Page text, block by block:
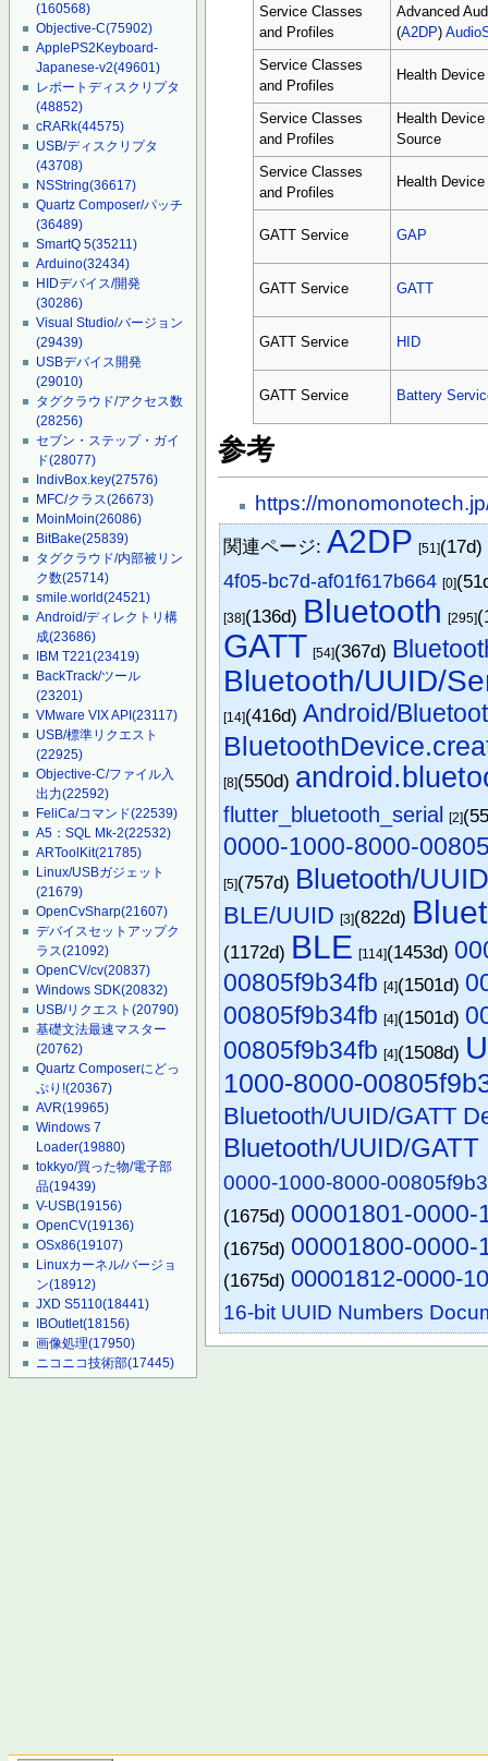
(160568)
Objective-C(75902)
ApplePS2Keyboard-
Japanese-v2(49601)
レポートディスクリプタ
(48852)
cRARk(44575)
USB/ディスクリプタ
(43708)
NSString(36617)
Quartz Composer/パッチ
(36489)
SmartQ 5(35211)
Arduino(32434)
HIDデバイス/開発
(30286)
Visual Studio/バージョン
(29439)
USBデバイス開発
(29010)
タグクラウド/アクセス数
(28256)
セブン・ステップ・ガイ
ド(28077)
IndivBox.key(27576)
MFC/クラス(26673)
MoinMoin(26086)
BitBake(25839)
タグクラウド/内部被リン
ク数(25714)
smile.world(24521)
Android/ディレクトリ構
成(23686)
IBM T221(23419)
BackTrack/ツール
(23201)
VMware VIX API(23117)
USB/標準リクエスト
(22925)
Objective-C/ファイル入
出力(22592)
FeliCa/コマンド(22539)
A5：SQL Mk-2(22532)
ARToolKit(21785)
Linux/USBガジェット
(21679)
OpenCvSharp(21607)
デバイスセットアップク
ラス(21092)
OpenCV/cv(20837)
Windows SDK(20832)
USB/リクエスト(20790)
基礎文法最速マスター
(20762)
Quartz Composerにどっ
ぷり!(20367)
AVR(19965)
Windows 7
Loader(19880)
tokkyo/買った物/電子部
品(19439)
V-USB(19156)
OpenCV(19136)
OSx86(19107)
Linuxカーネル/バージョ
ン(18912)
JXD S5110(18441)
IBOutlet(18156)
画像処理(17950)
ニコニコ技術部(17445)
Service Classes
and Profiles
Advanced
(A2DP)
Service Classes
and Profiles
Health
Service Classes
and Profiles
Health
Source
Service Classes
and Profiles
Health
GATT Service GAP
GATT Service GATT
GATT Service HID
GATT Service Battery
参考
https://
関連ページ:A2DP [51](17d)
4f05-bc7d-af01f617b664 [0]
[38](136d) Bluetooth [295]
GATT [54](367d)
Bluetooth/UUID/
[14](416d)Android/
[8](550d)
flutter_bluetooth_serial [2]
0000-1000-8000-
[5](757d) Bluetooth/
BLE/UUID [3](822d)
(1172d) BLE [114](1453d)
00805f9b34fb [4](1501d)
00805f9b34fb [4](1501d)
00805f9b34fb [4](1508d)
1000-8000-
Bluetooth/UUID/GATT
Bluetooth/UUID/
0000-1000-8000-
(1675d) 00001801-0000-
(1675d) 00001800-0000-
(1675d)00001812-0000-
16-bit UUID Numbers